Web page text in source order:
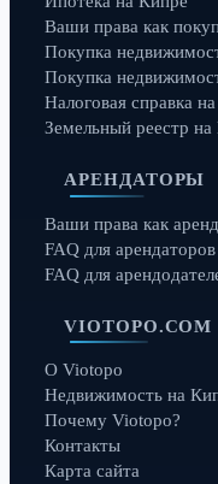
Ваши права как
Покупка
Покупка
Налоговая справка
Земельный реестр на
АРЕНДАТОРЫ
Ваши права как
FAQ для арендаторов
FAQ для
VIOTOPO.COM
О Viotopo
Недвижимость на
Почему Viotopo?
Контакты
Карта сайта